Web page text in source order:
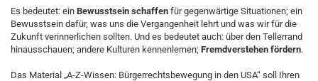
Es bedeutet: ein Bewusstsein schaffen für gegenwärtige Situationen; ein
Bewusstsein dafür, was uns die Vergangenheit lehrt und was wir für die
Zukunft verinnerlichen sollten. Und es bedeutet auch: über den Tellerrand
hinausschauen; andere Kulturen kennenlernen; Fremdverstehen fördern.
Das Material „A-Z-Wissen: Bürgerrechtsbewegung in den USA“ soll Ihren